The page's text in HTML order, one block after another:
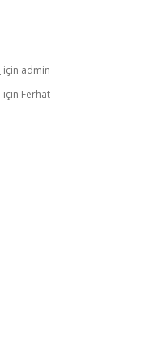
için admin
için Ferhat